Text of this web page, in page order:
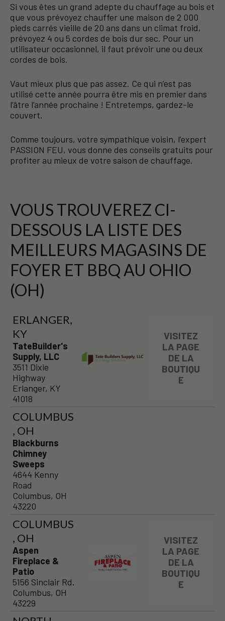
Si vous êtes un grand adepte du chauffage au bois et
que vous prévoyez chauffer une maison de 2 000
pieds carrés vieille de 20 ans dans un climat froid,
prévoyez 4 ou 5 cordes de bois dur sec. Pour un
utilisateur occasionnel, il faut prévoir une ou deux
cordes de bois.
Vaut mieux plus que pas assez. Ce qui n’est pas
utilisé cette année pourra être mis en premier dans
l’âtre l’année prochaine ! Entretemps, gardez-le
couvert.
Comme toujours, votre sympathique voisin, l’expert
PASSION FEU, vous donne des conseils gratuits pour
profiter au mieux de votre saison de chauffage.
VOUS TROUVEREZ CI-
DESSOUS LA LISTE DES
MEILLEURS MAGASINS DE
FOYER ET BBQ AU OHIO
(OH)
ERLANGER,
KY
TateBuilder's
Supply, LLC
3511 Dixie
Highway
Erlanger, KY
41018
VISITEZ
LA PAGE
DE LA
BOUTIQU
E
COLUMBUS
, OH
Blackburns
Chimney
Sweeps
4644 Kenny
Road
Columbus, OH
43220
COLUMBUS
, OH
Aspen
Fireplace &
Patio
5156 Sinclair Rd.
Columbus, OH
43229
VISITEZ
LA PAGE
DE LA
BOUTIQU
E